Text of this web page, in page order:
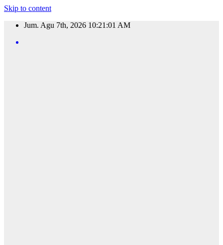
Skip to content
Jum. Agu 7th, 2026 10:21:02 AM